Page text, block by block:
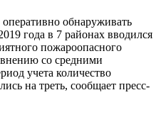
обнаруживать
года в 7 районах вводился
пожароопасного
со средними
учета количество
на треть, сообщает пресс-